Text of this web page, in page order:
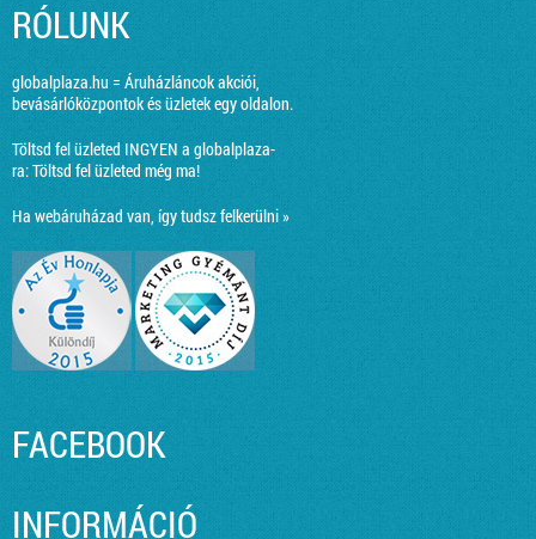
RÓLUNK
globalplaza.hu = Áruházláncok akciói,
bevásárlóközpontok és üzletek egy oldalon.
Töltsd fel üzleted INGYEN a globalplaza-
ra:Töltsd fel üzleted még ma!
Ha webáruházad van, így tudsz felkerülni »
FACEBOOK
INFORMÁCIÓ